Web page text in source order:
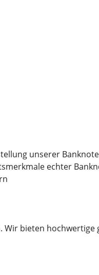
unserer
echter
Wir bieten